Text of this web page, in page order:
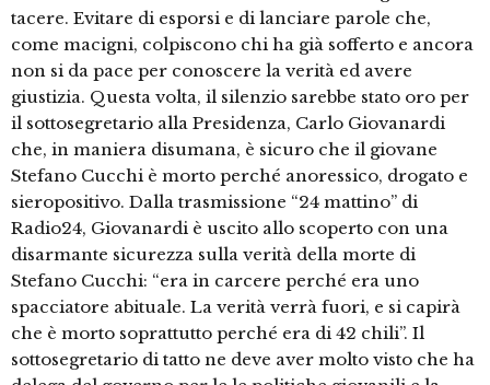
tacere. Evitare di esporsi e di lanciare parole che,
come macigni, colpiscono chi ha già sofferto e ancora
non si da pace per conoscere la verità ed avere
giustizia. Questa volta, il silenzio sarebbe stato oro per
il sottosegretario alla Presidenza, Carlo Giovanardi
che, in maniera disumana, è sicuro che il giovane
Stefano Cucchi è morto perché anoressico, drogato e
sieropositivo. Dalla trasmissione “24 mattino” di
Radio24, Giovanardi è uscito allo scoperto con una
disarmante sicurezza sulla verità della morte di
Stefano Cucchi: “era in carcere perché era uno
spacciatore abituale. La verità verrà fuori, e si capirà
che è morto soprattutto perché era di 42 chili”. Il
sottosegretario di tatto ne deve aver molto visto che ha